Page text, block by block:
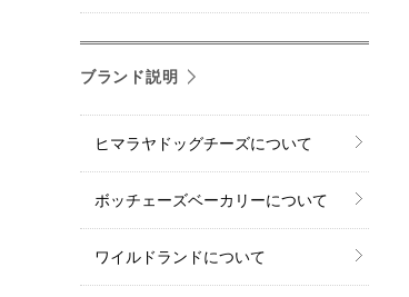
ブランド説明
ヒマラヤドッグチーズについて
ボッチェーズベーカリーについて
ワイルドランドについて